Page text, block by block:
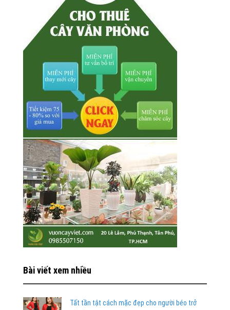
Bài viết xem nhiều
Tất tần tật cách mặc đẹp cho người béo trở